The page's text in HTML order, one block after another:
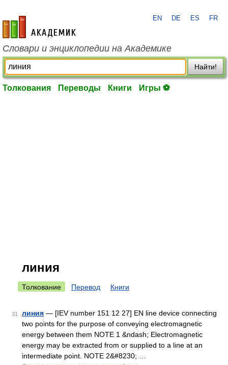
academic.ru
EN DE ES FR
Словари и энциклопедии на Академике
Найти!
Толкования Переводы Книги Игры ⚽
линия
Толкование Перевод Книги
31 линия — [IEV number 151 12 27] EN line device connecting
two points for the purpose of conveying electromagnetic
energy between them NOTE 1 &ndash; Electromagnetic
energy may be extracted from or supplied to a line at an
intermediate point. NOTE 2&#8230; …